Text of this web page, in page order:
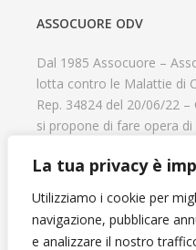
La tua privacy è
Utilizziamo i cookie per
navigazione, pubblicare
e analizzare il nostro
ASSOCUORE ODV
Dal 1985 Assocuore –
lotta contro le Malattie di
Rep. 34824 del 20/06/22
si propone di fare opera
psicofisico di tutti coloro
cardiologico e di aiutare il